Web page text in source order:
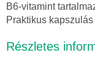
B6-vitamint
Praktikus
Részletes